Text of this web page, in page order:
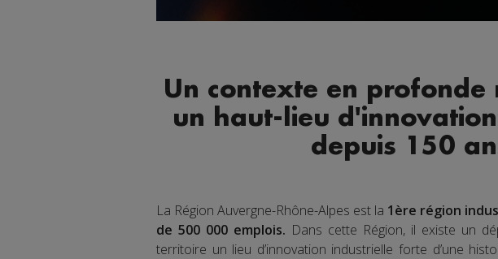
Un contexte en profonde
un haut-lieu
depuis 150
La Région Auvergne-Rhône-Alpes est la 1ère région
de 500 000 emplois. Dans cette Région, il existe un
territoire un lieu d’innovation industrielle forte d’une